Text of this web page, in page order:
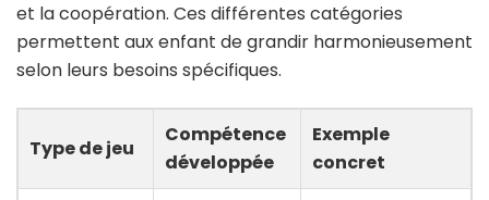
et la coopération. Ces différentes catégories
permettent aux enfant de grandir harmonieusement
selon leurs besoins spécifiques.
Type de jeu
Compétence
développée
Exemple
concret